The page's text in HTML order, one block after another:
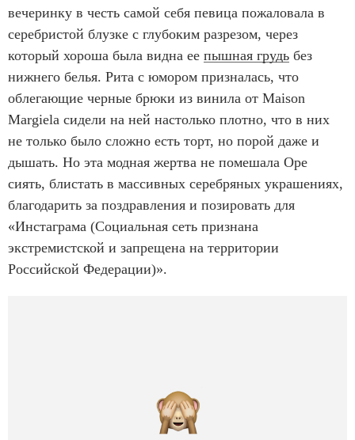
вечеринку в честь самой себя певица пожаловала в
серебристой блузке с глубоким разрезом, через
который хороша была видна ее пышная грудь без
нижнего белья. Рита с юмором призналась, что
облегающие черные брюки из винила от Maison
Margiela сидели на ней настолько плотно, что в них
не только было сложно есть торт, но порой даже и
дышать. Но эта модная жертва не помешала Оре
сиять, блистать в массивных серебряных украшениях,
благодарить за поздравления и позировать для
«Инстаграма (Социальная сеть признана
экстремистской и запрещена на территории
Российской Федерации)».